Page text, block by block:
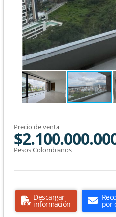
Precio de venta
Pesos Colombianos
Descargar
información por